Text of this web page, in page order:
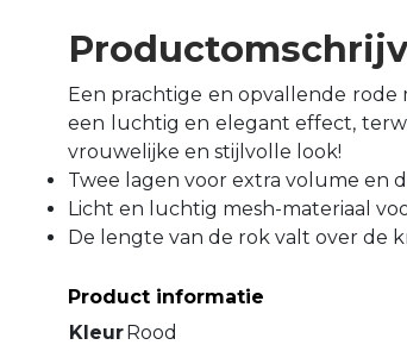
Een prachtige en opvallende rode
een luchtig en elegant effect,
vrouwelijke en stijlvolle look!
Twee lagen voor extra volume en
Licht en luchtig mesh-materiaal
De lengte van de rok valt over de
Product informatie
KleurRood